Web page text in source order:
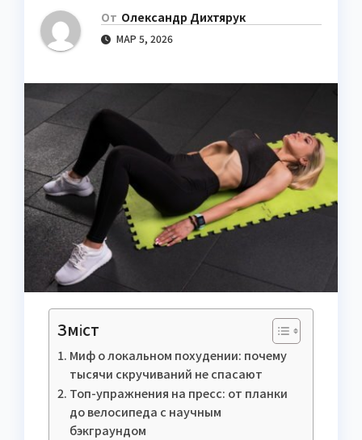
От Олександр Дихтярук
МАР 5, 2026
Зміст
Миф о локальном похудении: почему
тысячи скручиваний не спасают
Топ-упражнения на пресс: от планки
до велосипеда с научным
бэкграундом